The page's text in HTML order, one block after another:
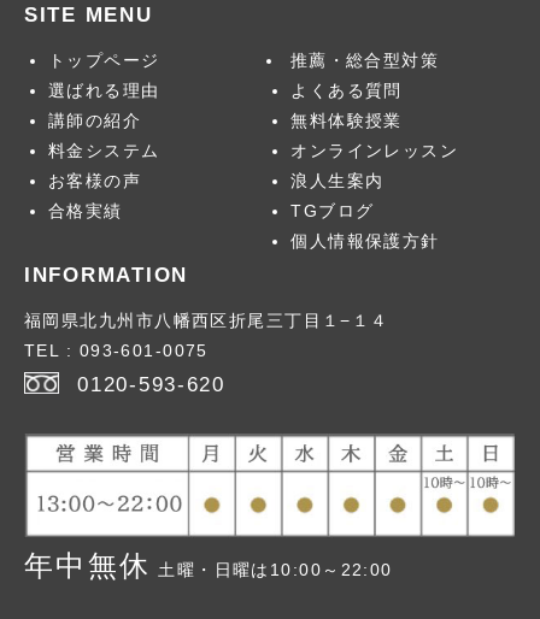
お問合せ
2026年 > 1月号
2026年 > 2月号
2026年>春号
2026年>夏号
卒業生のメッセー
ジ
> 2025年版
> 2024年版
> 2023年版
SITE MENU
トップページ
選ばれる理由
講師の紹介
料金システム
お客様の声
合格実績
推薦・総合型対策
よくある質問
無料体験授業
オンラインレッスン
浪人生案内
TGブログ
個人情報保護方針
INFORMATION
福岡県北九州市八幡西区折尾三丁目１−１４
TEL : 093-601-0075
0120-593-620
年中無休 土曜・日曜は10:00～22:00